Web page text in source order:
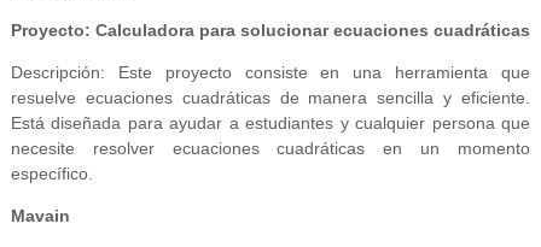
Proyecto: Calculadora para solucionar ecuaciones cuadráticas
Descripción: Este proyecto consiste en una herramienta que
resuelve ecuaciones cuadráticas de manera sencilla y eficiente.
Está diseñada para ayudar a estudiantes y cualquier persona que
necesite resolver ecuaciones cuadráticas en un momento
específico.
Mavain